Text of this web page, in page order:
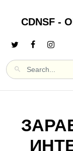
CDNSF -